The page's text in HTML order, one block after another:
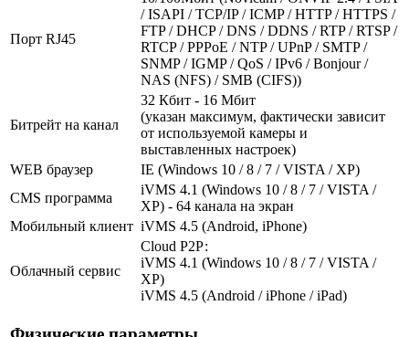
Порт RJ45
/ ISAPI / TCP/IP / ICMP / HTTP / HTTPS /
FTP / DHCP / DNS / DDNS / RTP / RTSP /
RTCP / PPPoE / NTP / UPnP / SMTP /
SNMP / IGMP / QoS / IPv6 / Bonjour /
NAS (NFS) / SMB (CIFS))
Битрейт на канал
32 Кбит - 16 Мбит
(указан максимум, фактически зависит
от используемой камеры и
выставленных настроек)
WEB браузер
IE (Windows 10 / 8 / 7 / VISTA / XP)
CMS программа
iVMS 4.1 (Windows 10 / 8 / 7 / VISTA /
XP) - 64 канала на экран
Мобильный клиент iVMS 4.5 (Android, iPhone)
Облачный сервис
Cloud Р2Р:
iVMS 4.1 (Windows 10 / 8 / 7 / VISTA /
XP)
iVMS 4.5 (Android / iPhone / iPad)